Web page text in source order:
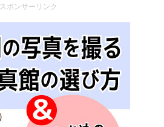
スポンサーリンク